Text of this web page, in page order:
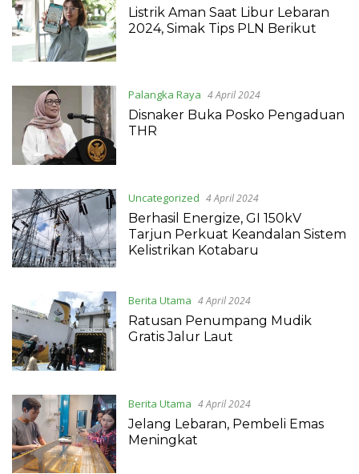
Listrik Aman Saat Libur Lebaran
2024, Simak Tips PLN Berikut
Palangka Raya 4 April 2024
Disnaker Buka Posko Pengaduan
THR
Uncategorized 4 April 2024
Berhasil Energize, GI 150kV
Tarjun Perkuat Keandalan Sistem
Kelistrikan Kotabaru
Berita Utama 4 April 2024
Ratusan Penumpang Mudik
Gratis Jalur Laut
Berita Utama 4 April 2024
Jelang Lebaran, Pembeli Emas
Meningkat